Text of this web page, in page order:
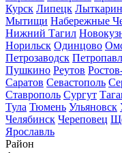
Курск Липецк
Мытищи Набережные
Нижний Тагил
Норильск Одинцово
Петрозаводск
Пушкино Реутов
Саратов Севастополь
Ставрополь Сургут
Тула Тюмень Ульяновск
Челябинск Череповец
Ярославль
Район